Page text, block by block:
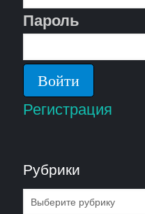
Пароль
Регистрация
Рубрики
Рубрики